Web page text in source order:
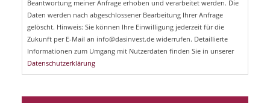
Beantwortung meiner Anfrage erhoben und verarbeitet werden. Die
Daten werden nach abgeschlossener Bearbeitung Ihrer Anfrage
gelöscht. Hinweis: Sie können Ihre Einwilligung jederzeit für die
Zukunft per E-Mail an info@dasinvest.de widerrufen. Detaillierte
Informationen zum Umgang mit Nutzerdaten finden Sie in unserer
Datenschutzerklärung